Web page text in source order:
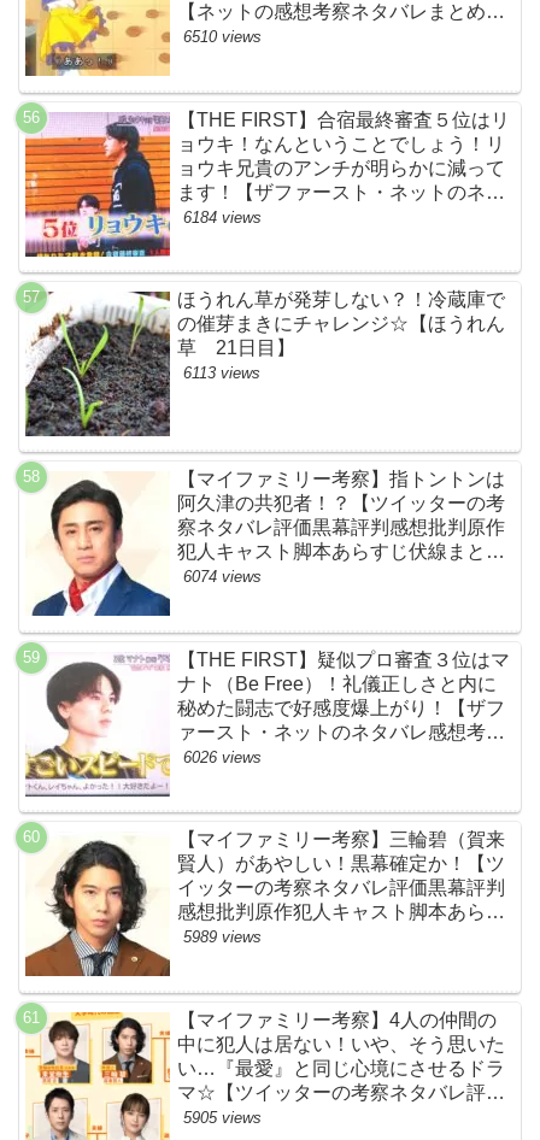
【ネットの感想考察ネタバレまとめ・
笑顔を消したアイドル】
6510 views
【THE FIRST】合宿最終審査５位はリ
ョウキ！なんということでしょう！リ
ョウキ兄貴のアンチが明らかに減って
ます！【ザファースト・ネットのネタ
バレ考察まとめ感想・スッキリ・
6184 views
ほうれん草が発芽しない？！冷蔵庫で
の催芽まきにチャレンジ☆【ほうれん
草 21日目】
6113 views
【マイファミリー考察】指トントンは
阿久津の共犯者！？【ツイッターの考
察ネタバレ評価黒幕評判感想批判原作
犯人キャスト脚本あらすじ伏線まと
め・松本幸四郎】
6074 views
【THE FIRST】疑似プロ審査３位はマ
ナト（Be Free）！礼儀正しさと内に
秘めた闘志で好感度爆上がり！【ザフ
ァースト・ネットのネタバレ感想考察
まとめ・スッキリ・BE:FIRST・ビー
6026 views
【マイファミリー考察】三輪碧（賀来
賢人）があやしい！黒幕確定か！【ツ
イッターの考察ネタバレ評価黒幕評判
感想批判原作犯人キャスト脚本あらす
じ伏線まとめ】
5989 views
【マイファミリー考察】4人の仲間の
中に犯人は居ない！いや、そう思いた
い…『最愛』と同じ心境にさせるドラ
マ☆【ツイッターの考察ネタバレ評価
黒幕評判感想批判原作犯人キャスト脚
5905 views